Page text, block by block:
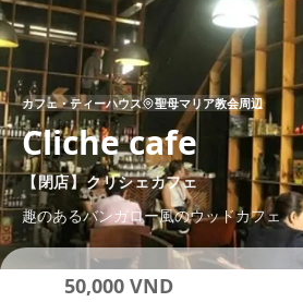
カフェ・ティーハウス 聖母マリア教会周辺
Cliche cafe
【閉店】クリシェカフェ
趣のあるバンガロー風のウッドカフェ
50,000 VND